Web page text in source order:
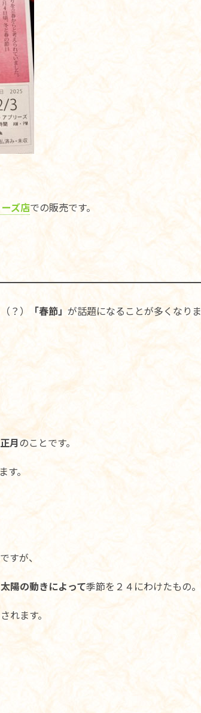
ズ店での販売です。
？） 「春節」が話題になることが多くなりま
月のことです。
す。
ですが、
太陽の動きによって季節を２４にわけたもの。
れます。